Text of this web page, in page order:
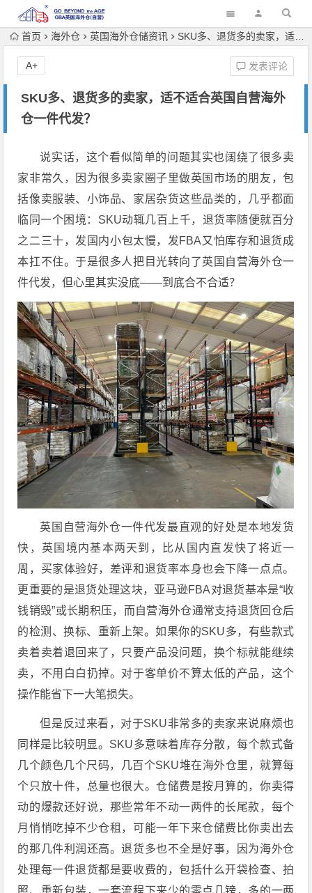
首页 海外仓 英国海外仓储资讯 SKU多、退货多的卖家，适不适合英国自营海外仓一件代发？
SKU多、退货多的卖家，适不适合英国自营海外
仓一件代发？
发表评论
A+
说实话，这个看似简单的问题其实也阔绕了很多卖
家非常久，因为很多卖家圈子里做英国市场的朋友，包
括像卖服装、小饰品、家居杂货这些品类的，几乎都面
临同一个困境：SKU动辄几百上千，退货率随便就百分
之二三十，发国内小包太慢，发FBA又怕库存和退货成
本扛不住。于是很多人把目光转向了英国自营海外仓一
件代发，但心里其实没底——到底合不合适？
英国自营海外仓一件代发最直观的好处是本地发货
快，英国境内基本两天到，比从国内直发快了将近一
周，买家体验好，差评和退货率本身也会下降一点点。
更重要的是退货处理这块，亚马逊FBA对退货基本是“收
钱销毁”或长期积压，而自营海外仓通常支持退货回仓后
的检测、换标、重新上架。如果你的SKU多，有些款式
卖着卖着退回来了，只要产品没问题，换个标就能继续
卖，不用白白扔掉。对于客单价不算太低的产品，这个
操作能省下一大笔损失。
但是反过来看，对于SKU非常多的卖家来说麻烦也
同样是比较明显。SKU多意味着库存分散，每个款式备
几个颜色几个尺码，几百个SKU堆在海外仓里，就算每
个只放十件，总量也很大。仓储费是按月算的，你卖得
动的爆款还好说，那些常年不动一两件的长尾款，每个
月悄悄吃掉不少仓租，可能一年下来仓储费比你卖出去
的那几件利润还高。退货多也不全是好事，因为海外仓
处理每一件退货都是要收费的，包括什么开袋检查、拍